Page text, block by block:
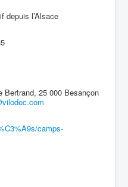
depuis l’Alsace
Bertrand, 25 000 Besançon
camps-